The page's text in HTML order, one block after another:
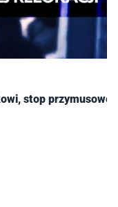
stop przymusowej